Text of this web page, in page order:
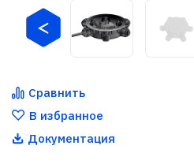
Сравнить
В избранное
Документация